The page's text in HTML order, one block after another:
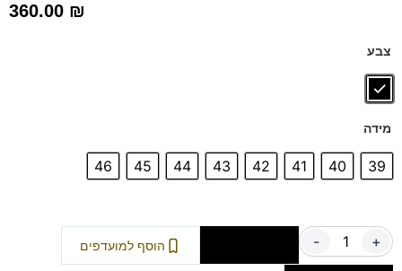
360.00 ₪
צבע
מידה
39
40
41
42
43
44
45
46
- + הוסף למועדפים